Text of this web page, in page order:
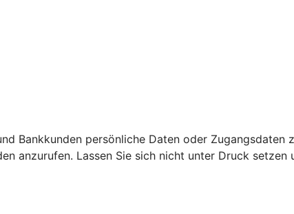
Bankkunden persönliche Daten oder
anzurufen. Lassen Sie sich nicht unter Druck